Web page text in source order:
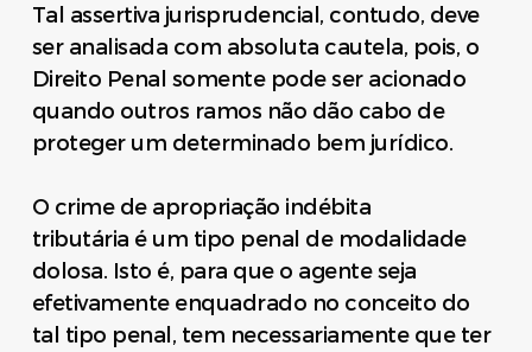
Tal assertiva jurisprudencial, contudo, deve
ser analisada com absoluta cautela, pois, o
Direito Penal somente pode ser acionado
quando outros ramos não dão cabo de
proteger um determinado bem jurídico.
O crime de apropriação indébita
tributária é um tipo penal de modalidade
dolosa. Isto é, para que o agente seja
efetivamente enquadrado no conceito do
tal tipo penal, tem necessariamente que ter